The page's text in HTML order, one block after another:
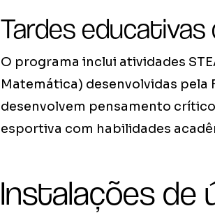
Tardes
O programa inclui atividades
Matemática) desenvolvidas pela
desenvolvem pensamento
esportiva com habilidades
Instalações de